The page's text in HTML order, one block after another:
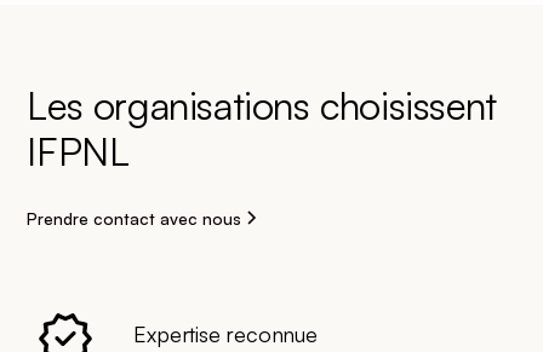
Les organisations choisissent
IFPNL
Prendre contact avec nous
Expertise reconnue